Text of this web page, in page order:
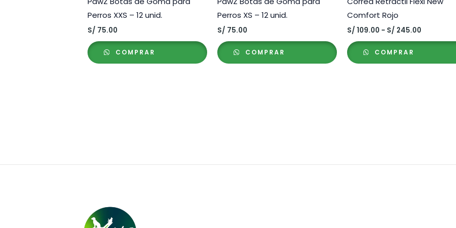
Perros XXS – 12 unid.
S/ 75.00
COMPRAR
Perros XS – 12 unid.
S/ 75.00
COMPRAR
Comfort Rojo
S/ 109.00 - S/ 245.00Rango
S/ 109.00
COMPRAR